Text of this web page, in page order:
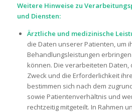
Weitere Hinweise zu
und Diensten:
Ärztliche und medizinische
die Daten unserer Patienten, um
Behandlungsleistungen
können. Die verarbeiteten Daten,
Zweck und die Erforderlichkeit
bestimmen sich nach dem
sowie Patientenverhältnis und
rechtzeitig mitgeteilt. In Rahmen